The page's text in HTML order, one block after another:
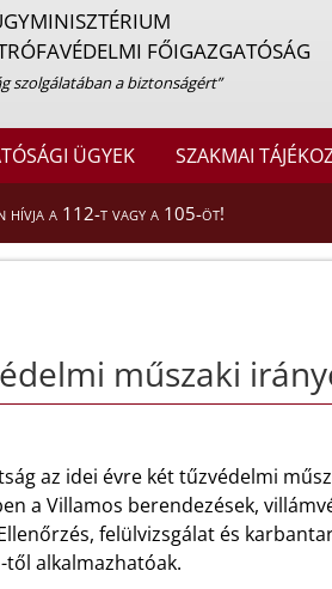
FŐIGAZGATÓSÁG
szolgálatában a biztonságért”
ÜGYEK SZAKMAI
hívja a 112-t vagy a 105-öt!
műszaki
az idei évre két tűzvédelmi
a Villamos berendezések,
felülvizsgálat és
től alkalmazhatóak.